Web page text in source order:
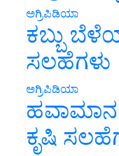
ಅಗ್ರಿಪಿಡಿಯಾ
ಕಬ್ಬು
ಸಲಹೆಗಳು
ಅಗ್ರಿಪಿಡಿಯಾ
ಹವಾಮಾನ
ಕೃಷಿ